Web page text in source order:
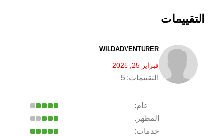
التقييمات
WILDADVENTURER
فبراير 25, 2025
التقييمات: 5
عام:
المظهر:
خدمات: